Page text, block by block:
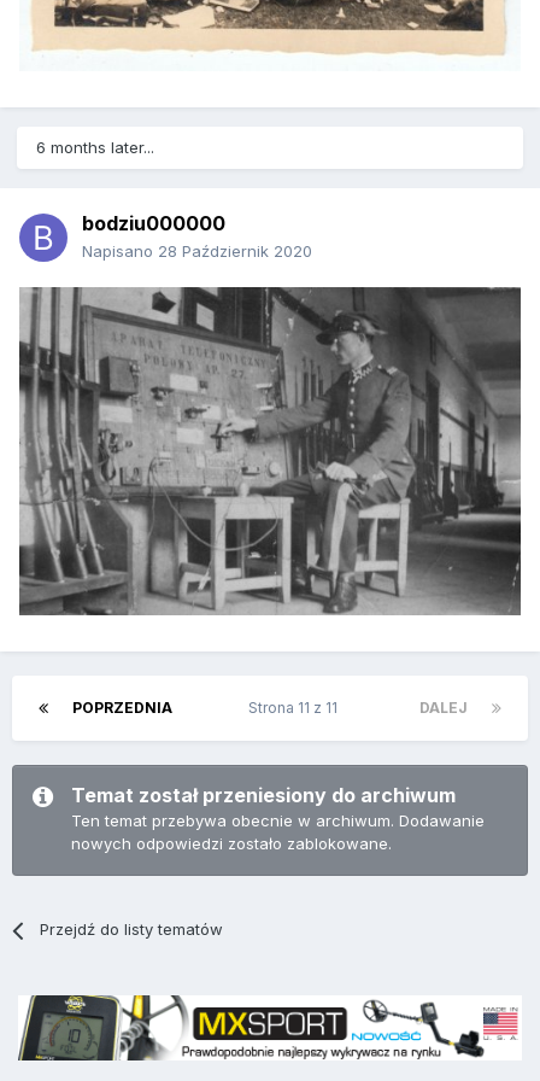
6 months later...
bodziu000000
Napisano 28 Październik 2020
POPRZEDNIA DALEJ
Strona 11 z 11
Temat został przeniesiony do archiwum
Ten temat przebywa obecnie w archiwum. Dodawanie
nowych odpowiedzi zostało zablokowane.
Przejdź do listy tematów